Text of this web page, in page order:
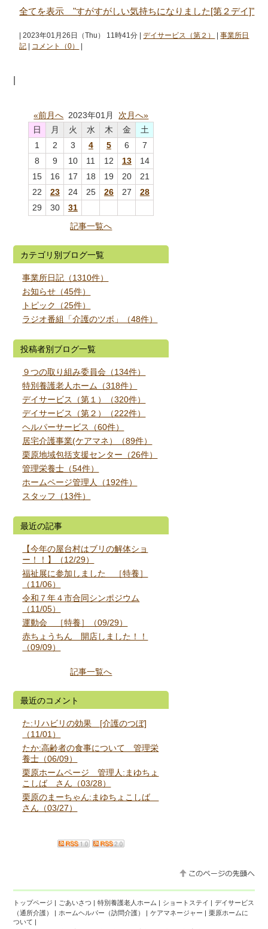
全てを表示 "すがすがしい気持ちになりました[第２デイ]"
| 2023年01月26日（Thu） 11時41分 |デイサービス（第２） |事業所日
記
コメント（0）
«前月へ 2023年01月 次月へ»
日
月 火 水 木 金
土
1
2 3 4 5 6
7
8
9 10 11 12 13
14
15
16 17 18 19 20
21
22
23 24 25 26 27
28
29
30
31
記事一覧へ
カテゴリ別ブログ一覧
事業所日記（1310件）
お知らせ（45件）
トピック（25件）
ラジオ番組「介護のツボ」（48件）
投稿者別ブログ一覧
９つの取り組み委員会（134件）
特別養護老人ホーム（318件）
デイサービス（第１）（320件）
デイサービス（第２）（222件）
ヘルパーサービス（60件）
居宅介護事業(ケアマネ）（89件）
栗原地域包括支援センター（26件）
管理栄養士（54件）
ホームページ管理人（192件）
スタッフ（13件）
最近の記事
【今年の屋台村はブリの解体ショ
ー！！】（12/29）
福祉展に参加しました ［特養］
（11/06）
令和７年４市合同シンポジウム
（11/05）
運動会 ［特養］（09/29）
赤ちょうちん 開店しました！！
（09/09）
記事一覧へ
最近のコメント
た:リハビリの効果 [介護のつぼ]
（11/01）
たか:高齢者の食事について 管理栄
養士（06/09）
栗原ホームページ 管理人:まゆちょ
こしば さん（03/28）
栗原のまーちゃん:まゆちょこしば
さん（03/27）
トップページ | ごあいさつ | 特別養護老人ホーム | ショートステイ | デイサービス
（通所介護）
| ホームヘルパー（訪問介護） | ケアマネージャー | 栗原ホームに
ついて |